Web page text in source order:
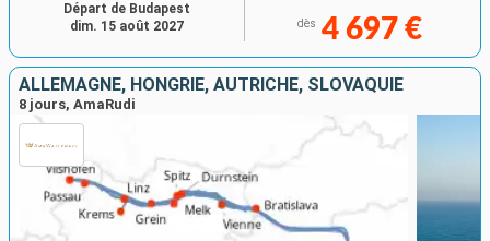
dès 4 697 €
Départ de Budapest
dim. 15 août 2027
ALLEMAGNE, HONGRIE, AUTRICHE, SLOVAQUIE
8 jours, AmaRudi